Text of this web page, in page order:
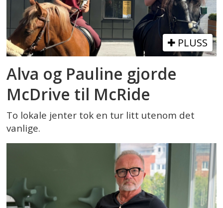
PLUSS
Alva og Pauline gjorde
McDrive til McRide
To lokale jenter tok en tur litt utenom det
vanlige.